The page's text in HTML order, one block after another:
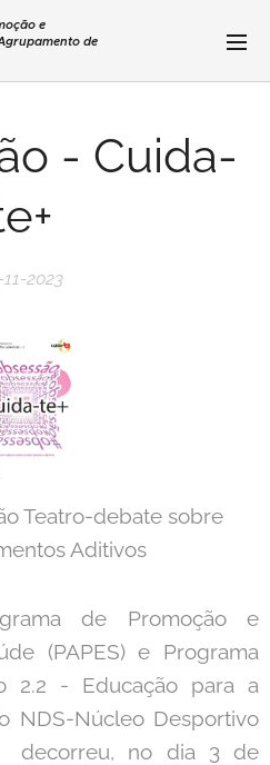
e
de
- Cuida-
2023
Teatro-debate sobre
Aditivos
de Promoção e
(PAPES) e Programa
2.2 - Educação para a
NDS-Núcleo Desportivo
decorreu, no dia 3 de